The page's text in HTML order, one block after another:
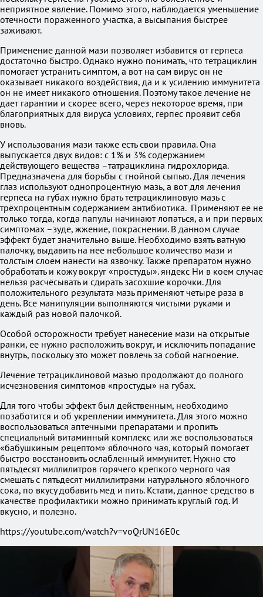
неприятное явление. Помимо этого, наблюдается уменьшение
отечности пораженного участка, а высыпания быстрее
заживают.
Применение данной мази позволяет избавится от герпеса
достаточно быстро. Однако нужно понимать, что тетрациклин
помогает устранить симптом, а вот на сам вирус он не
оказывает никакого воздействия, да и к усилению иммунитета
он не имеет никакого отношения. Поэтому такое лечение не
дает гарантии и скорее всего, через некоторое время, при
благоприятных для вируса условиях, герпес проявит себя
вновь.
У использования мази также есть свои правила. Она
выпускается двух видов: с 1% и 3% содержанием
действующего вещества –татрациклина гидрохлорида.
Предназначена для борьбы с гнойной сыпью. Для лечения
глаз используют однопроцентную мазь, а вот для лечения
герпеса на губах нужно брать тетрациклиновую мазь с
трёхпроцентным содержанием антибиотика. Применяют ее не
только тогда, когда папулы начинают лопаться, а и при первых
симптомах –зуде, жжение, покраснении. В данном случае
эффект будет значительно выше. Необходимо взять ватную
палочку, выдавить на нее небольшое количество мази и
толстым слоем нанести на язвочку. Также препаратом нужно
обработать и кожу вокруг «простуды». яндекс Ни в коем случае
нельзя расчёсывать и сдирать засохшие корочки. Для
положительного результата мазь применяют четыре раза в
день. Все манипуляции выполняются чистыми руками и
каждый раз новой палочкой.
Особой осторожности требует нанесение мази на открытые
ранки, ее нужно расположить вокруг, и исключить попадание
внутрь, поскольку это может повлечь за собой нагноение.
Лечение тетрациклиновой мазью продолжают до полного
исчезновения симптомов «простуды» на губах.
Для того чтобы эффект был действенным, необходимо
позаботится и об укреплении иммунитета. Для этого можно
воспользоваться аптечными препаратами и пропить
специальный витаминный комплекс или же воспользоваться
«бабушкиным рецептом» яблочного чая, который помогает
быстро восстановить ослабленный иммунитет. Нужно сто
пятьдесят миллилитров горячего крепкого черного чая
смешать с пятьдесят миллилитрами натурального яблочного
сока, по вкусу добавить мед и пить. Кстати, данное средство в
качестве профилактики можно принимать круглый год. И
вкусно, и полезно.
https://youtube.com/watch?v=voQrUN16E0c